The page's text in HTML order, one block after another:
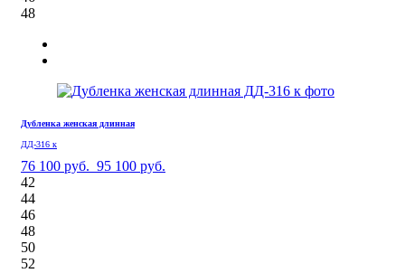
48
Дубленка женская длинная
ДД-316 к
76 100 руб. 95 100 руб.
42
44
46
48
50
52